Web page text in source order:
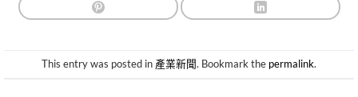
This entry was posted in 產業新聞. Bookmark the permalink.